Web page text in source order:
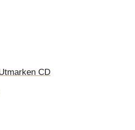
CD